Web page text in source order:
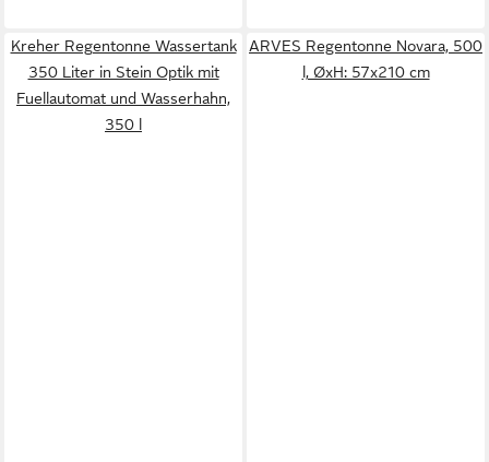
Kreher Regentonne Wassertank
350 Liter in Stein Optik mit
Fuellautomat und Wasserhahn,
350 l
ARVES Regentonne Novara, 500
l, ØxH: 57x210 cm